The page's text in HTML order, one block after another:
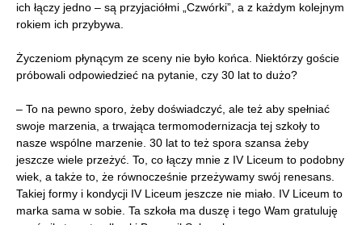
ich łączy jedno – są przyjaciółmi „Czwórki”, a z każdym kolejnym
rokiem ich przybywa.
Życzeniom płynącym ze sceny nie było końca. Niektórzy goście
próbowali odpowiedzieć na pytanie, czy 30 lat to dużo?
– To na pewno sporo, żeby doświadczyć, ale też aby spełniać
swoje marzenia, a trwająca termomodernizacja tej szkoły to
nasze wspólne marzenie. 30 lat to też spora szansa żeby
jeszcze wiele przeżyć. To, co łączy mnie z IV Liceum to podobny
wiek, a także to, że równocześnie przeżywamy swój renesans.
Takiej formy i kondycji IV Liceum jeszcze nie miało. IV Liceum to
marka sama w sobie. Ta szkoła ma duszę i tego Wam gratuluję